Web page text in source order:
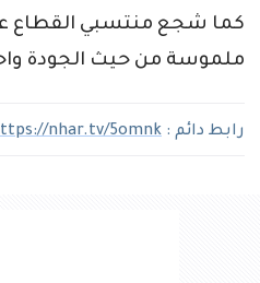
كما شجع منتسبي القطاع
ملموسة من حيث الجودة
رابط دائم : nhar.tv/5omnk